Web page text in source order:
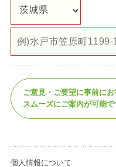
ご意見・ご要望に事前にお
スムーズにご案内が可能で
個人情報について